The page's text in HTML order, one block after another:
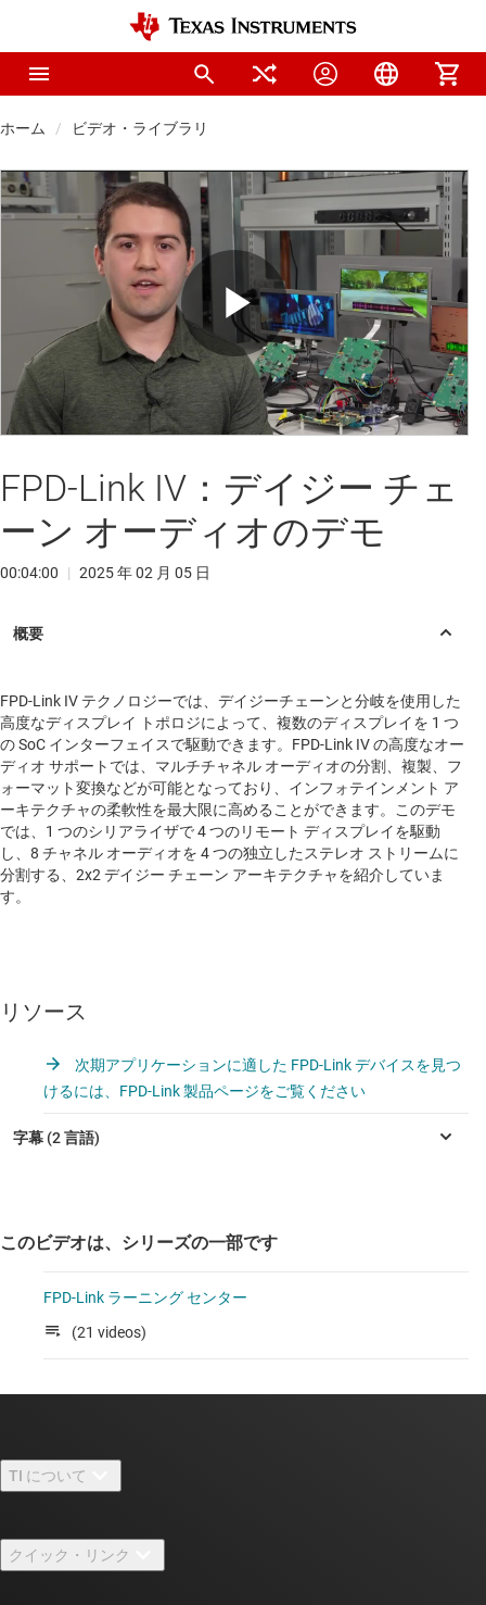
ホーム ビデオ・ライブラリ
Play
Video
FPD-Link IV：デイジー チェ
ーン オーディオのデモ
00:04:00 | 2025 年 02 月 05 日
FPD-Link IV テクノロジーでは、デイジーチェーンと分岐を使用した
高度なディスプレイ トポロジによって、複数のディスプレイを 1 つ
の SoC インターフェイスで駆動できます。FPD-Link IV の高度なオー
ディオ サポートでは、マルチチャネル オーディオの分割、複製、フ
ォーマット変換などが可能となっており、インフォテインメント ア
ーキテクチャの柔軟性を最大限に高めることができます。このデモ
では、1 つのシリアライザで 4 つのリモート ディスプレイを駆動
し、8 チャネル オーディオを 4 つの独立したステレオ ストリームに
分割する、2x2 デイジー チェーン アーキテクチャを紹介していま
す。
リソース
次期アプリケーションに適した FPD-Link デバイスを見つ
けるには、FPD-Link 製品ページをご覧ください
このビデオは、シリーズの一部です
FPD-Link ラーニング センター
(21 videos)
TI について
採用情報
クイック・リンク